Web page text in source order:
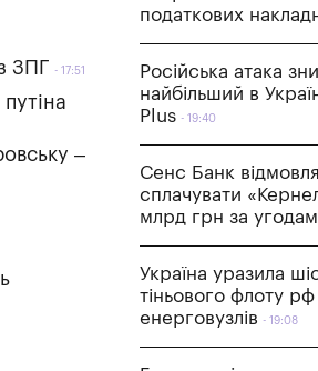
ЗПГ 17:51
–
податкових
Російська атака
найбільший в
Plus
19:40
Сенс Банк
сплачувати
млрд грн за
Україна уразила
тіньового флоту рф
енерговузлів
19:08